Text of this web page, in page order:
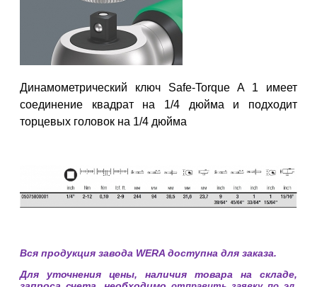
Динамометрический ключ Safe-Torque A 1 имеет
соединение квадрат на 1/4 дюйма и подходит
торцевых головок на 1/4 дюйма
Вся продукция завода WERA доступна для заказа.
Для уточнения цены, наличия товара на складе,